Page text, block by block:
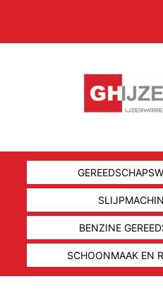
BENZINE
SCHOONMAAK EN